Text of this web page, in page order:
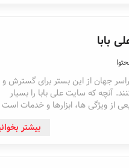
جهان از این بستر برای گسترش و
آنچه که سایت علی بابا را بسیار
از ویژگی ها، ابزارها و خدمات است
بیشتر